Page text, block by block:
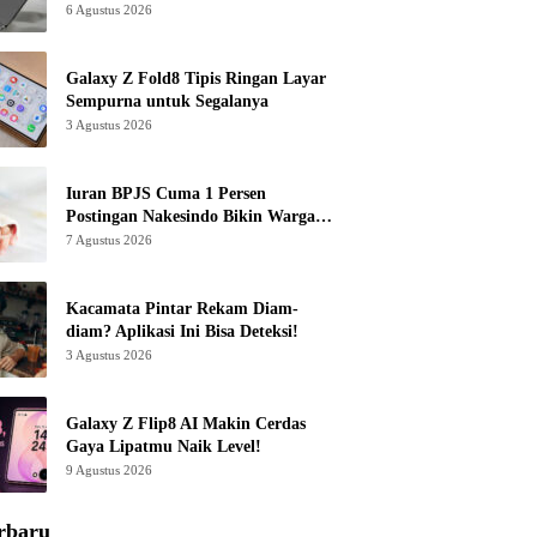
6 Agustus 2026
Galaxy Z Fold8 Tipis Ringan Layar
Sempurna untuk Segalanya
3 Agustus 2026
Iuran BPJS Cuma 1 Persen
Postingan Nakesindo Bikin Warganet
Murka
7 Agustus 2026
Kacamata Pintar Rekam Diam-
diam? Aplikasi Ini Bisa Deteksi!
3 Agustus 2026
Galaxy Z Flip8 AI Makin Cerdas
Gaya Lipatmu Naik Level!
9 Agustus 2026